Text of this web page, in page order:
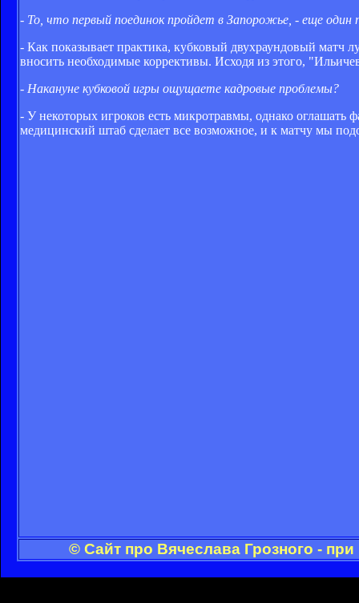
- То, что первый поединок пройдет в Запорожье, - еще один
- Как показывает практика, кубковый двухраундовый
вносить необходимые коррективы. Исходя из этого,
- Накануне кубковой игры ощущаете кадровые проблемы?
- У некоторых игроков есть микротравмы, однако
медицинский штаб сделает все возможное, и к матчу мы
© Сайт про Вячеслава Грозного -